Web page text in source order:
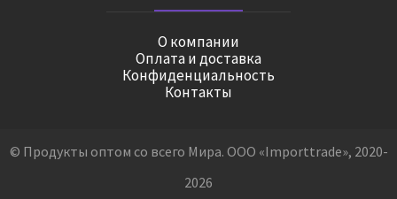
О компании
Оплата и доставка
Конфиденциальность
Контакты
© Продукты оптом со всего Мира. ООО «Importtrade», 2020-
2026